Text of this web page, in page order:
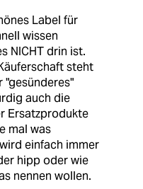
Label für
wissen
NICHT drin ist.
steht
"gesünderes"
auch die
Ersatzprodukte
mal was
einfach immer
hipp oder wie
nennen wollen.